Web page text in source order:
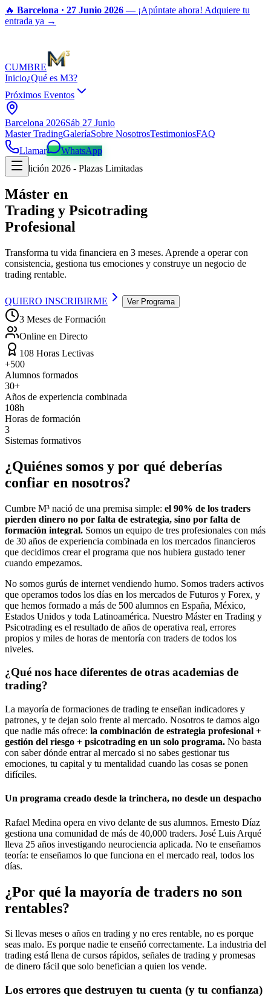
🔥 Barcelona · 27 Junio 2026 — ¡Apúntate ahora! Adquiere tu
entrada ya →
CUMBRE
Inicio¿Qué es M3?
Próximos Eventos
Barcelona 2026Sáb 27 Junio
Master TradingGaleríaSobre NosotrosTestimoniosFAQ
Llamar
WhatsApp
Edición 2026 - Plazas Limitadas
Máster en
Trading y Psicotrading
Profesional
Transforma tu vida financiera en 3 meses. Aprende a operar con
consistencia, gestiona tus emociones y construye un negocio de
trading rentable.
QUIERO INSCRIBIRME Ver Programa
3 Meses de Formación
Online en Directo
108 Horas Lectivas
+500
Alumnos formados
30+
Años de experiencia combinada
108h
Horas de formación
3
Sistemas formativos
¿Quiénes somos y por qué deberías
confiar en nosotros?
Cumbre M³ nació de una premisa simple: el 90% de los traders
pierden dinero no por falta de estrategia, sino por falta de
formación integral. Somos un equipo de tres profesionales con más
de 30 años de experiencia combinada en los mercados financieros
que decidimos crear el programa que nos hubiera gustado tener
cuando empezamos.
No somos gurús de internet vendiendo humo. Somos traders activos
que operamos todos los días en los mercados de Futuros y Forex, y
que hemos formado a más de 500 alumnos en España, México,
Estados Unidos y toda Latinoamérica. Nuestro Máster en Trading y
Psicotrading es el resultado de años de operativa real, errores
propios y miles de horas de mentoría con traders de todos los
niveles.
¿Qué nos hace diferentes de otras academias de
trading?
La mayoría de formaciones de trading te enseñan indicadores y
patrones, y te dejan solo frente al mercado. Nosotros te damos algo
que nadie más ofrece: la combinación de estrategia profesional +
gestión del riesgo + psicotrading en un solo programa. No basta
con saber dónde entrar al mercado si no sabes gestionar tus
emociones, tu capital y tu mentalidad cuando las cosas se ponen
difíciles.
Un programa creado desde la trinchera, no desde un despacho
Rafael Medina opera en vivo delante de sus alumnos. Ernesto Díaz
gestiona una comunidad de más de 40,000 traders. José Luis Arqué
lleva 25 años investigando neurociencia aplicada. No te enseñamos
teoría: te enseñamos lo que funciona en el mercado real, todos los
días.
¿Por qué la mayoría de traders no son
rentables?
Si llevas meses o años en trading y no eres rentable, no es porque
seas malo. Es porque nadie te enseñó correctamente. La industria del
trading está llena de cursos rápidos, señales de trading y promesas
de dinero fácil que solo benefician a quien los vende.
Los errores que destruyen tu cuenta (y tu confianza)